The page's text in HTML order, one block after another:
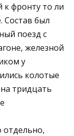
фронту то ли
Состав был
поезд с
железной
у
колотые
тридцать
отдельно,